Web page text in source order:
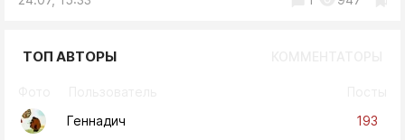
ТОП АВТОРЫ
Геннадич
193